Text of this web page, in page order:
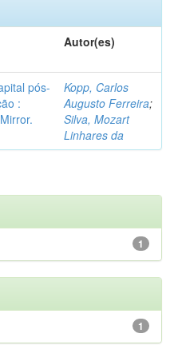
Autor(es)
pós-
:
Kopp, Carlos
Augusto Ferreira;
Silva, Mozart
Linhares da
1
1